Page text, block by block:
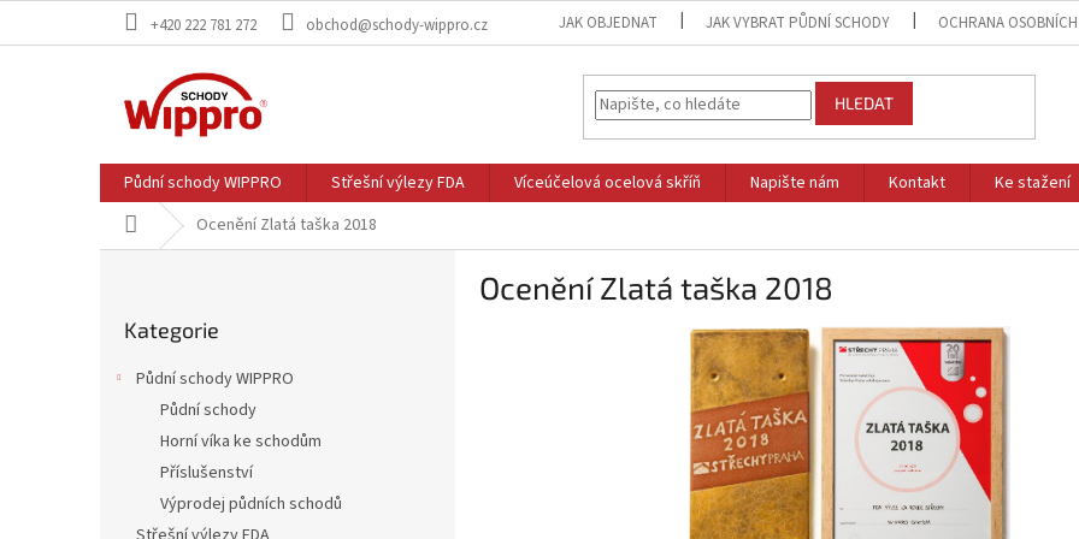
+420 222 781 272 obchod@schody-wippro.cz JAK OBJEDNAT JAK VYBRAT PŮDNÍ SCHODY OCHRANA OSOBNÍCH
HLEDAT
Půdní schody WIPPRO Střešní výlezy FDA Víceúčelová ocelová skříň Napište nám Kontakt Ke stažení
Domů Ocenění Zlatá taška 2018
kategorie
Kategorie
Půdní schody WIPPRO
Půdní schody
Horní víka ke schodům
Příslušenství
Výprodej půdních schodů
Ocenění Zlatá taška 2018